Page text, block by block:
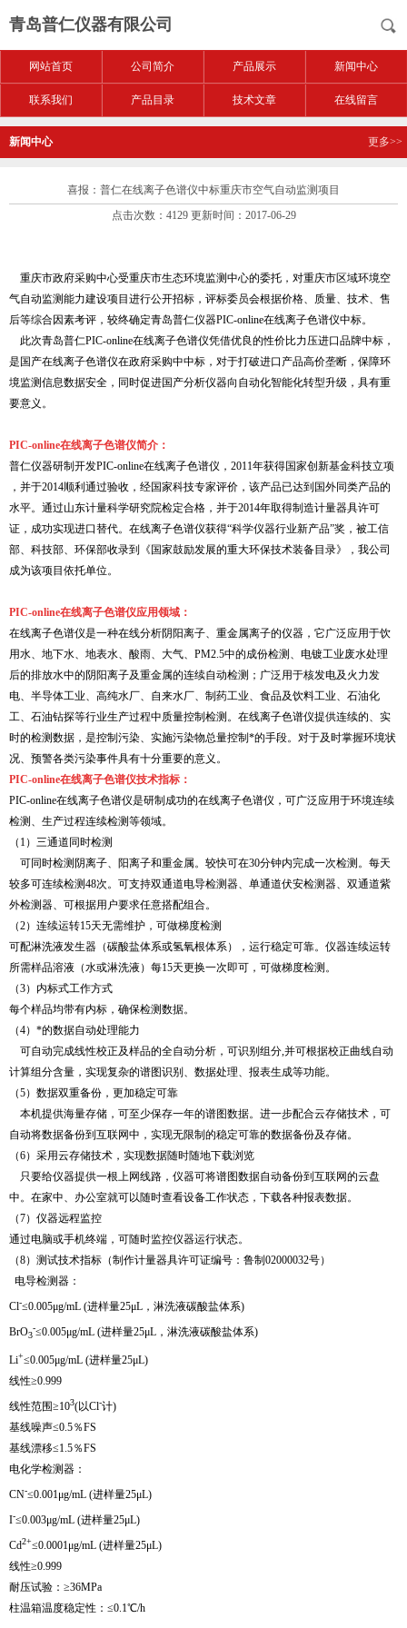
青岛普仁仪器有限公司
网站首页 公司简介 产品展示 新闻中心
联系我们 产品目录 技术文章 在线留言
新闻中心 更多>>
喜报：普仁在线离子色谱仪中标重庆市空气自动监测项目
点击次数：4129 更新时间：2017-06-29
重庆市政府采购中心受重庆市生态环境监测中心的委托，对重庆市区域环境空
气自动监测能力建设项目进行公开招标，评标委员会根据价格、质量、技术、售
后等综合因素考评，较终确定青岛普仁仪器PIC-online在线离子色谱仪中标。
此次青岛普仁PIC-online在线离子色谱仪凭借优良的性价比力压进口品牌中标，
是国产在线离子色谱仪在政府采购中中标，对于打破进口产品高价垄断，保障环
境监测信息数据安全，同时促进国产分析仪器向自动化智能化转型升级，具有重
要意义。
PIC-online在线离子色谱仪简介：
普仁仪器研制开发PIC-online在线离子色谱仪，2011年获得国家创新基金科技立项
，并于2014顺利通过验收，经国家科技专家评价，该产品已达到国外同类产品的
水平。通过山东计量科学研究院检定合格，并于2014年取得制造计量器具许可
证，成功实现进口替代。在线离子色谱仪获得“科学仪器行业新产品”奖，被工信
部、科技部、环保部收录到《国家鼓励发展的重大环保技术装备目录》，我公司
成为该项目依托单位。
PIC-online在线离子色谱仪应用领域：
在线离子色谱仪是一种在线分析阴阳离子、重金属离子的仪器，它广泛应用于饮
用水、地下水、地表水、酸雨、大气、PM2.5中的成份检测、电镀工业废水处理
后的排放水中的阴阳离子及重金属的连续自动检测；广泛用于核发电及火力发
电、半导体工业、高纯水厂、自来水厂、制药工业、食品及饮料工业、石油化
工、石油钻探等行业生产过程中质量控制检测。在线离子色谱仪提供连续的、实
时的检测数据，是控制污染、实施污染物总量控制*的手段。对于及时掌握环境状
况、预警各类污染事件具有十分重要的意义。
PIC-online在线离子色谱仪技术指标：
PIC-online在线离子色谱仪是研制成功的在线离子色谱仪，可广泛应用于环境连续
检测、生产过程连续检测等领域。
（1）三通道同时检测
可同时检测阴离子、阳离子和重金属。较快可在30分钟内完成一次检测。每天
较多可连续检测48次。可支持双通道电导检测器、单通道伏安检测器、双通道紫
外检测器、可根据用户要求任意搭配组合。
（2）连续运转15天无需维护，可做梯度检测
可配淋洗液发生器（碳酸盐体系或氢氧根体系），运行稳定可靠。仪器连续运转
所需样品溶液（水或淋洗液）每15天更换一次即可，可做梯度检测。
（3）内标式工作方式
每个样品均带有内标，确保检测数据。
（4）*的数据自动处理能力
可自动完成线性校正及样品的全自动分析，可识别组分,并可根据校正曲线自动
计算组分含量，实现复杂的谱图识别、数据处理、报表生成等功能。
（5）数据双重备份，更加稳定可靠
本机提供海量存储，可至少保存一年的谱图数据。进一步配合云存储技术，可
自动将数据备份到互联网中，实现无限制的稳定可靠的数据备份及存储。
（6）采用云存储技术，实现数据随时随地下载浏览
只要给仪器提供一根上网线路，仪器可将谱图数据自动备份到互联网的云盘
中。在家中、办公室就可以随时查看设备工作状态，下载各种报表数据。
（7）仪器远程监控
通过电脑或手机终端，可随时监控仪器运行状态。
（8）测试技术指标（制作计量器具许可证编号：鲁制02000032号）
电导检测器：
Cl-≤0.005μg/mL (进样量25μL，淋洗液碳酸盐体系)
BrO3
-≤0.005μg/mL (进样量25μL，淋洗液碳酸盐体系)
Li+≤0.005μg/mL (进样量25μL)
线性≥0.999
线性范围≥103(以Cl-计)
基线噪声≤0.5％FS
基线漂移≤1.5％FS
电化学检测器：
CN-≤0.001μg/mL (进样量25μL)
I-≤0.003μg/mL (进样量25μL)
Cd2+≤0.0001μg/mL (进样量25μL)
线性≥0.999
耐压试验：≥36MPa
柱温箱温度稳定性：≤0.1℃/h